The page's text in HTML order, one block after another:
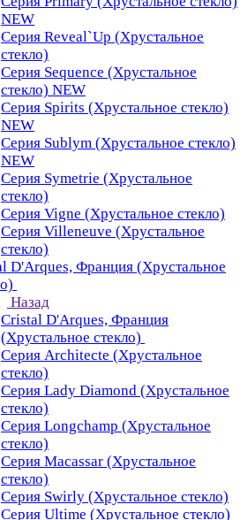
NEW
Серия Reveal`Up (Хрустальное
стекло)
Серия Sequence (Хрустальное
стекло) NEW
Серия Spirits (Хрустальное стекло)
NEW
Серия Sublym (Хрустальное стекло)
NEW
Серия Symetrie (Хрустальное
стекло)
Серия Vigne (Хрустальное стекло)
Серия Villeneuve (Хрустальное
стекло)
D'Arques, Франция (Хрустальное
Назад
Cristal D'Arques, Франция
(Хрустальное стекло)
Серия Architecte (Хрустальное
стекло)
Серия Lady Diamond (Хрустальное
стекло)
Серия Longchamp (Хрустальное
стекло)
Серия Macassar (Хрустальное
стекло)
Серия Swirly (Хрустальное стекло)
Серия Ultime (Хрустальное стекло)